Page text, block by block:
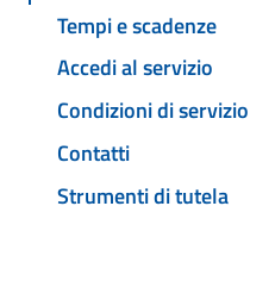
Tempi e scadenze
Accedi al servizio
Condizioni di servizio
Contatti
Strumenti di tutela